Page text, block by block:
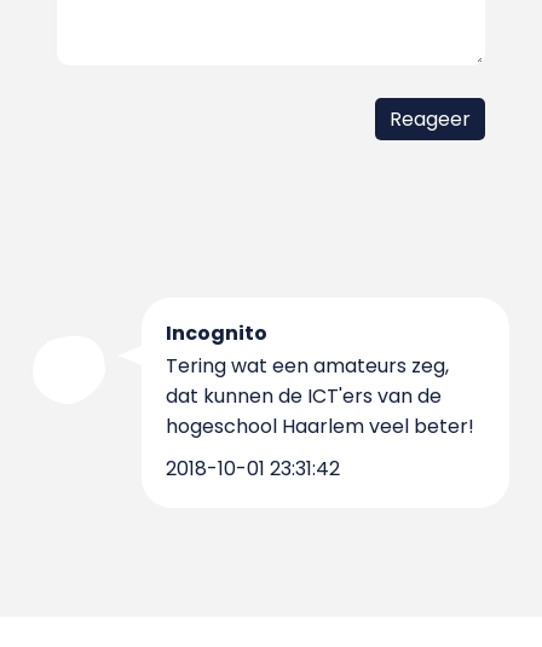
Incognito
Tering wat een amateurs zeg,
dat kunnen de ICT'ers van de
hogeschool Haarlem veel beter!
2018-10-01 23:31:42